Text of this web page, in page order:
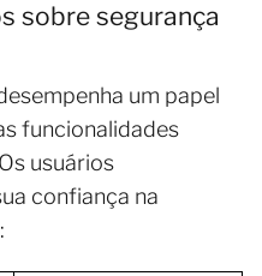
sobre segurança
um papel
funcionalidades
usuários
confiança na